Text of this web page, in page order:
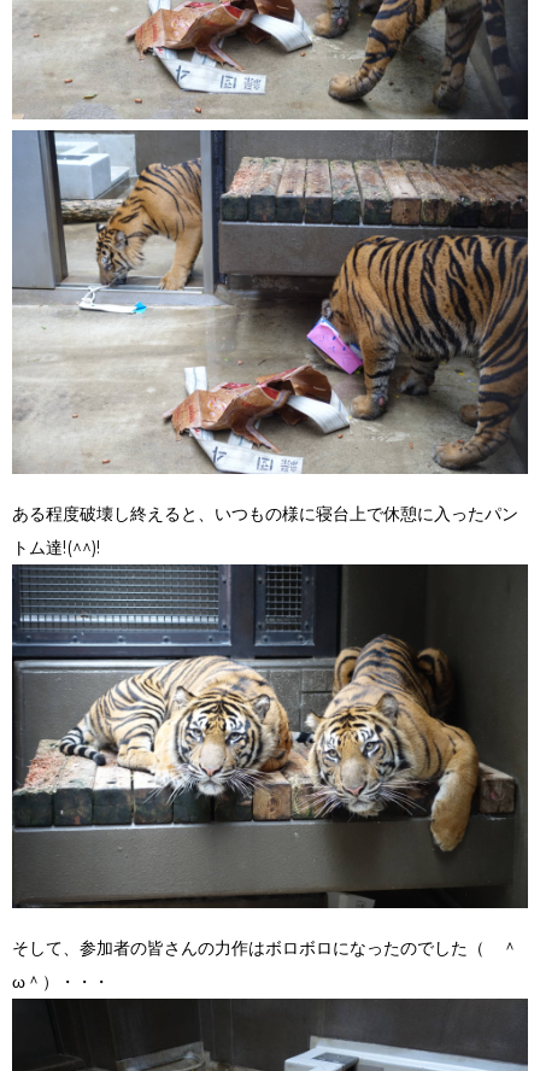
ある程度破壊し終えると、いつもの様に寝台上で休憩に入ったパン
トム達!(^^)!
そして、参加者の皆さんの力作はボロボロになったのでした（ ＾
ω＾）・・・